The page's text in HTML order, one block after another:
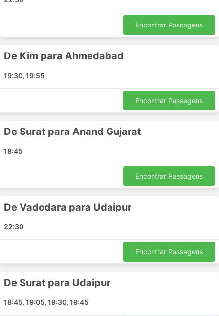
transporte que fica fora do horário com mais
frequência em comparação com os trens ou
aviões. Eles dependem muito da situação da
estrada, que às vezes pode ser imprevisível -
acidentes, obras de construção de estradas,
desvios, etc. Isso se aplica especialmente a
feriados nacionais. Lembre-se disso e não planeje
períodos mais procurados pode exigir reserva
antecipada. Lembre-se de que nem sempre é
esgotadas, portanto, organize sua viagem
Encontrar Passagens
De Kim para Ahmedabad
19:30, 19:55
Encontrar Passagens
De Surat para Anand Gujarat
18:45
Encontrar Passagens
De Vadodara para Udaipur
22:30
Encontrar Passagens
De Surat para Udaipur
18:45, 19:05, 19:30, 19:45